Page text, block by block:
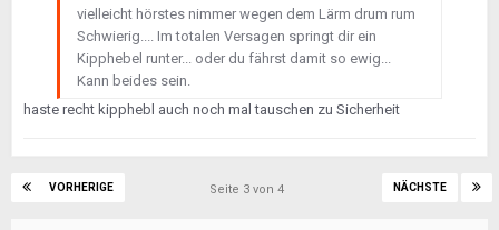
vielleicht hörstes nimmer wegen dem Lärm drum rum
Schwierig.... Im totalen Versagen springt dir ein
Kipphebel runter... oder du fährst damit so ewig...
Kann beides sein.
haste recht kipphebl auch noch mal tauschen zu Sicherheit
VORHERIGE NÄCHSTE
Seite 3 von 4